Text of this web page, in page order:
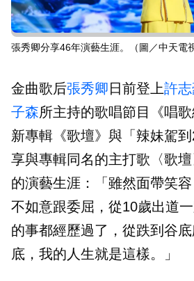
張秀卿分享46年演藝生涯。（圖／中天電
金曲歌后張秀卿 日前登上許
子森所主持的歌唱節目《唱
新專輯《歌壇》與「辣妹駕
享與專輯同名的主打歌〈歌
的演藝生涯：「雖然面帶笑
不如意跟委屈，從10歲出道
的事都經歷過了，從跌到谷
底，我的人生就是這樣。」